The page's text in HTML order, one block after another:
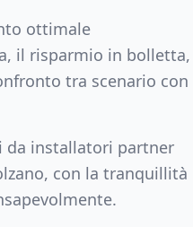
ottimale
il risparmio in bolletta,
tra scenario con
da installatori partner
, con la tranquillità